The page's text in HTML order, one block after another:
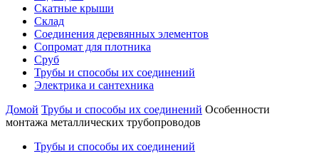
Скатные крыши
Склад
Соединения деревянных элементов
Сопромат для плотника
Сруб
Трубы и способы их соединений
Электрика и сантехника
Домой Трубы и способы их соединений Особенности
монтажа металлических трубопроводов
Трубы и способы их соединений